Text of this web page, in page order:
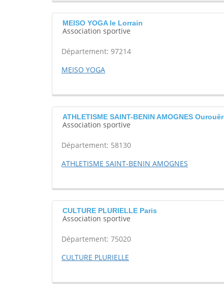
MEISO YOGA le Lorrain
Association sportive
Département: 97214
MEISO YOGA
ATHLETISME SAINT-BENIN AMOGNES Ourouër
Association sportive
Département: 58130
ATHLETISME SAINT-BENIN AMOGNES
CULTURE PLURIELLE Paris
Association sportive
Département: 75020
CULTURE PLURIELLE